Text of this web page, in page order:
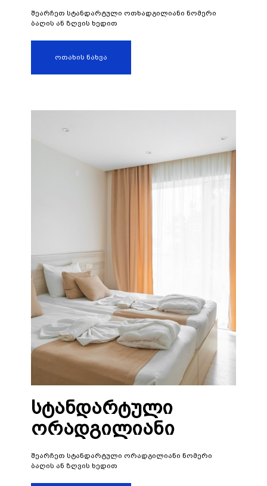
შეარჩეთ სტანდარტული ოთხადგილიანი ნომერი
ბაღის ან ზღვის ხედით
ოთახის ნახვა
სტანდარტული
ორადგილიანი
შეარჩეთ სტანდარტული ორადგილიანი ნომერი
ბაღის ან ზღვის ხედით